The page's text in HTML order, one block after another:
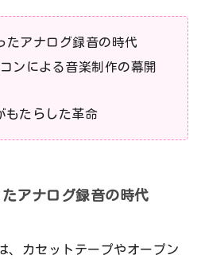
たアナログ録音の時代
ンによる音楽制作の幕開
もたらした革命
たアナログ録音の時代
、カセットテープやオープン